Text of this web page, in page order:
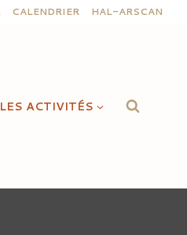
CALENDRIER HAL-ARSCAN
LES ACTIVITÉS